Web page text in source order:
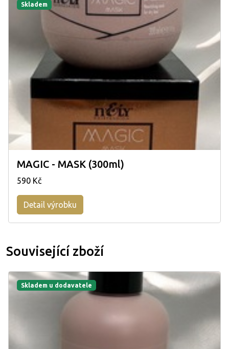
Skladem
MAGIC - MASK (300ml)
590 Kč
Detail výrobku
Související zboží
Skladem u dodavatele